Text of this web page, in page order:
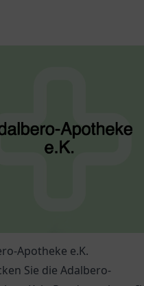
Apotheke e.K.
Sie die Adalbero-